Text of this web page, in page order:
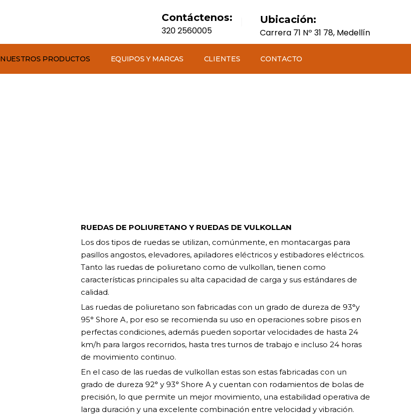
Contáctenos:
320 2560005
Ubicación:
Carrera 71 Nº 31 78, Medellín
NUESTROS PRODUCTOS EQUIPOS Y MARCAS CLIENTES CONTACTO
RUEDAS DE POLIURETANO Y RUEDAS DE VULKOLLAN
Los dos tipos de ruedas se utilizan, comúnmente, en montacargas para
pasillos angostos, elevadores, apiladores eléctricos y estibadores eléctricos.
Tanto las ruedas de poliuretano como de vulkollan, tienen como
características principales su alta capacidad de carga y sus estándares de
calidad.
Las ruedas de poliuretano son fabricadas con un grado de dureza de 93°y
95° Shore A, por eso se recomienda su uso en operaciones sobre pisos en
perfectas condiciones, además pueden soportar velocidades de hasta 24
km/h para largos recorridos, hasta tres turnos de trabajo e incluso 24 horas
de movimiento continuo.
En el caso de las ruedas de vulkollan estas son estas fabricadas con un
grado de dureza 92° y 93° Shore A y cuentan con rodamientos de bolas de
precisión, lo que permite un mejor movimiento, una estabilidad operativa de
larga duración y una excelente combinación entre velocidad y vibración.